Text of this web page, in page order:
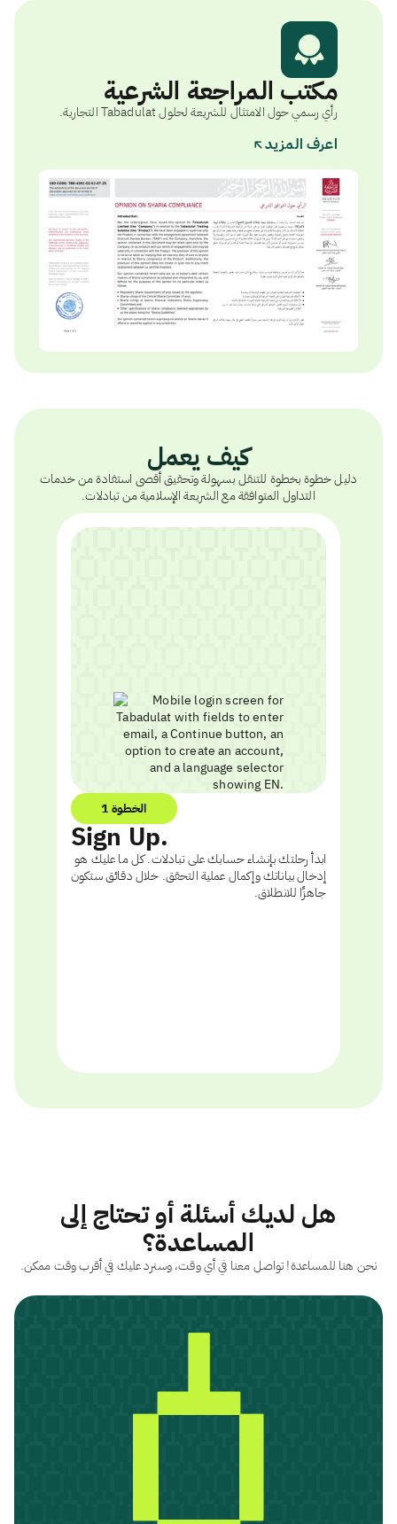
مكتب المراجعة الشرعية
رأي رسمي حول الامتثال للشريعة لحلول Tabadulat التجارية.
اعرف المزيد
كيف يعمل
دليل خطوة بخطوة للتنقل بسهولة وتحقيق أقصى استفادة من خدمات
التداول المتوافقة مع الشريعة الإسلامية من تبادلات.
الخطوة 1
Sign Up.
ابدأ رحلتك بإنشاء حسابك على تبادلات. كل ما عليك هو
إدخال بياناتك وإكمال عملية التحقق. خلال دقائق ستكون
جاهزًا للانطلاق.
هل لديك أسئلة أو تحتاج إلى
المساعدة؟
نحن هنا للمساعدة! تواصل معنا في أي وقت، وسنرد عليك في أقرب وقت ممكن.